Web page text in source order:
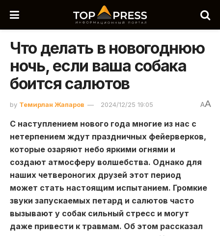
Что делать в новогоднюю
ночь, если ваша собака
боится салютов
by Темирлан Жапаров 2024/12/25 19:05 AA
С наступлением нового года многие из нас с
нетерпением ждут праздничных фейерверков,
которые озаряют небо яркими огнями и
создают атмосферу волшебства. Однако для
наших четвероногих друзей этот период
может стать настоящим испытанием. Громкие
звуки запускаемых петард и салютов часто
вызывают у собак сильный стресс и могут
даже привести к травмам. Об этом рассказал